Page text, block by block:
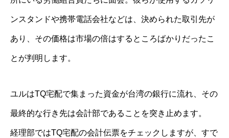
ンスタンドや携帯電話会社などは、決められた取引先が
あり、その価格は市場の倍はするところばかりだったこ
とが判明します。
ユルはTQ宅配で集まった資金が台湾の銀行に流れ、その
最終的な行き先は会計部であることを突き止めます。
経理部ではTQ宅配の会計伝票をチェックしますが、すで